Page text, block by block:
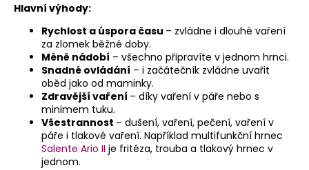
Hlavní výhody:
Rychlost a úspora času – zvládne i dlouhé vaření
za zlomek běžné doby.
Méně nádobí – všechno připravíte v jednom hrnci.
Snadné ovládání – i začátečník zvládne uvařit
oběd jako od maminky.
Zdravější vaření – díky vaření v páře nebo s
minimem tuku.
Všestrannost – dušení, vaření, pečení, vaření v
páře i tlakové vaření. Například multifunkční hrnec
Salente Ario II je fritéza, trouba a tlakový hrnec v
jednom.
HLEDAT